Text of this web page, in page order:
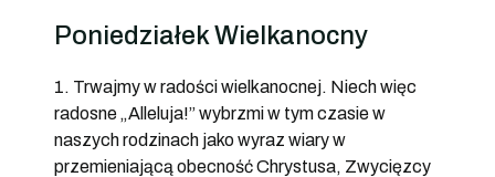
Poniedziałek Wielkanocny
1. Trwajmy w radości wielkanocnej. Niech więc
radosne „Alleluja!” wybrzmi w tym czasie w
naszych rodzinach jako wyraz wiary w
przemieniającą obecność Chrystusa, Zwycięzcy